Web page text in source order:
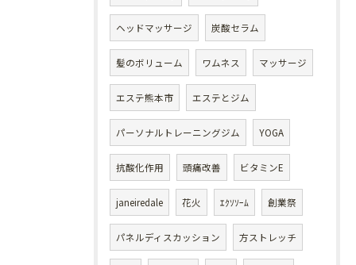
ヘッドマッサージ 炭酸セラム
髪のボリューム ワムネス マッサージ
エステ熊本市 エステとジム
パーソナルトレーニングジム YOGA
抗酸化作用 頭痛改善 ビタミンE
janeiredale 花火 ｴｸｿｿｰﾑ 創業祭
パネルディスカッション 方ストレッチ